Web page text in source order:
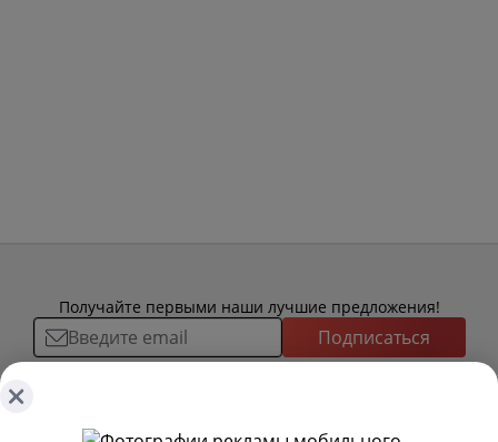
Получайте первыми наши лучшие предложения!
Подписаться